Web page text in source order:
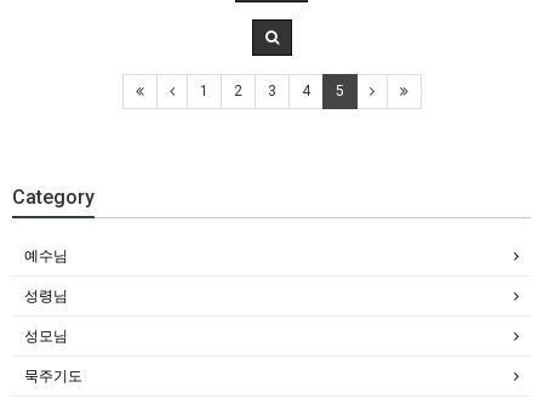
1 2 3 4 5
Category
예수님
성령님
성모님
묵주기도